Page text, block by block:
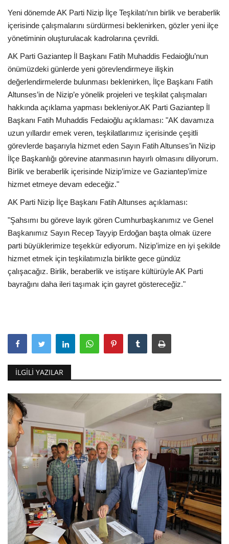
Yeni dönemde AK Parti Nizip İlçe Teşkilatı’nın birlik ve beraberlik
içerisinde çalışmalarını sürdürmesi beklenirken, gözler yeni ilçe
yönetiminin oluşturulacak kadrolarına çevrildi.
AK Parti Gaziantep İl Başkanı Fatih Muhaddis Fedaioğlu’nun
önümüzdeki günlerde yeni görevlendirmeye ilişkin
değerlendirmelerde bulunması beklenirken, İlçe Başkanı Fatih
Altunses’in de Nizip’e yönelik projeleri ve teşkilat çalışmaları
hakkında açıklama yapması bekleniyor.AK Parti Gaziantep İl
Başkanı Fatih Muhaddis Fedaioğlu açıklaması: "AK davamıza
uzun yıllardır emek veren, teşkilatlarımız içerisinde çeşitli
görevlerde başarıyla hizmet eden Sayın Fatih Altunses’in Nizip
İlçe Başkanlığı görevine atanmasının hayırlı olmasını diliyorum.
Birlik ve beraberlik içerisinde Nizip’imize ve Gaziantep’imize
hizmet etmeye devam edeceğiz."
AK Parti Nizip İlçe Başkanı Fatih Altunses açıklaması:
"Şahsımı bu göreve layık gören Cumhurbaşkanımız ve Genel
Başkanımız Sayın Recep Tayyip Erdoğan başta olmak üzere
parti büyüklerimize teşekkür ediyorum. Nizip’imize en iyi şekilde
hizmet etmek için teşkilatımızla birlikte gece gündüz
çalışacağız. Birlik, beraberlik ve istişare kültürüyle AK Parti
bayrağını daha ileri taşımak için gayret göstereceğiz."
İLGILI YAZILAR